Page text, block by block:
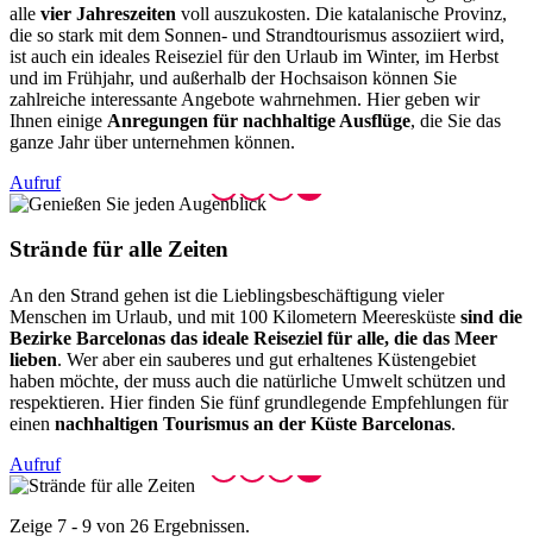
alle vier Jahreszeiten voll auszukosten. Die katalanische Provinz,
die so stark mit dem Sonnen- und Strandtourismus assoziiert wird,
ist auch ein ideales Reiseziel für den Urlaub im Winter, im Herbst
und im Frühjahr, und außerhalb der Hochsaison können Sie
zahlreiche interessante Angebote wahrnehmen. Hier geben wir
Ihnen einige Anregungen für nachhaltige Ausflüge, die Sie das
ganze Jahr über unternehmen können.
Aufruf
Strände für alle Zeiten
An den Strand gehen ist die Lieblingsbeschäftigung vieler
Menschen im Urlaub, und mit 100 Kilometern Meeresküste sind die
Bezirke Barcelonas das ideale Reiseziel für alle, die das Meer
lieben. Wer aber ein sauberes und gut erhaltenes Küstengebiet
haben möchte, der muss auch die natürliche Umwelt schützen und
respektieren. Hier finden Sie fünf grundlegende Empfehlungen für
einen nachhaltigen Tourismus an der Küste Barcelonas.
Aufruf
Zeige 7 - 9 von 26 Ergebnissen.